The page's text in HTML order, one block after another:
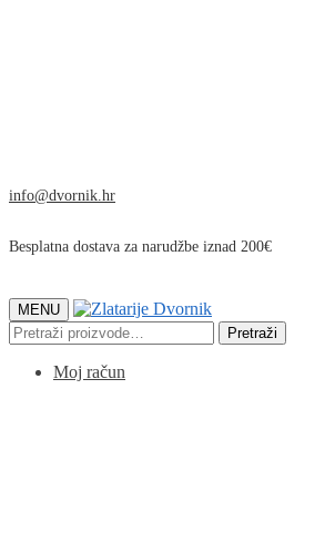
info@dvornik.hr
Besplatna dostava za narudžbe iznad 200€
MENU
Pretraži: Pretraži
Moj račun